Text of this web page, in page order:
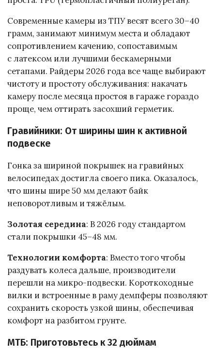
Современные камеры из ТПУ весят всего 30–40
грамм, занимают минимум места и обладают
сопротивлением качению, сопоставимым
с латексом или лучшими бескамерными
сетапами. Райдеры 2026 года все чаще выбирают
чистоту и простоту обслуживания: накачать
камеру после месяца простоя в гараже гораздо
проще, чем оттирать засохший герметик.
Гравийники: От ширины шин к активной
подвеске
Гонка за шириной покрышек на гравийных
велосипедах достигла своего пика. Оказалось,
что шины шире 50 мм делают байк
неповоротливым и тяжёлым.
Золотая середина: В 2026 году стандартом
стали покрышки 45–48 мм.
Технологии комфорта: Вместо того чтобы
раздувать колеса дальше, производители
перешли на микро-подвески. Короткоходные
вилки и встроенные в раму демпферы позволяют
сохранить скорость узкой шины, обеспечивая
комфорт на разбитом грунте.
МТБ: Приготовьтесь к 32 дюймам